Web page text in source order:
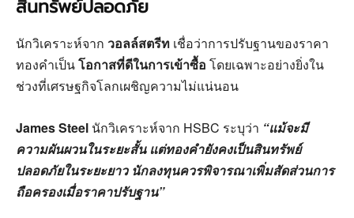
สินทรัพย์ปลอดภัย
นักวิเคราะห์จาก วอลล์สตรีท เชื่อว่าการปรับฐานของราคา
ทองคำเป็นโอกาสที่ดีในการเข้าซื้อ โดยเฉพาะอย่างยิ่งใน
ช่วงที่เศรษฐกิจโลกเผชิญความไม่แน่นอน
James Steel นักวิเคราะห์จาก HSBC ระบุว่า “แม้จะมี
ความผันผวนในระยะสั้น แต่ทองคำยังคงเป็นสินทรัพย์
ปลอดภัยในระยะยาว นักลงทุนควรพิจารณาเพิ่มสัดส่วนการ
ถือครองเมื่อราคาปรับฐาน”